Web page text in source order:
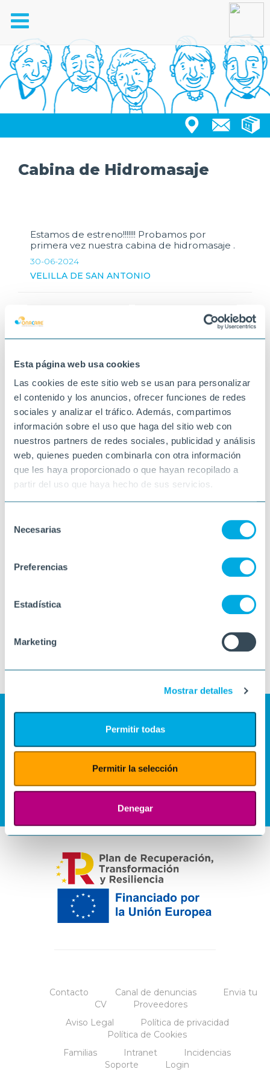
Esta página web usa cookies
Las cookies de este sitio web se usan para personalizar
el contenido y los anuncios, ofrecer funciones de redes
sociales y analizar el tráfico. Además, compartimos
información sobre el uso que haga del sitio web con
nuestros partners de redes sociales, publicidad y análisis
web, quienes pueden combinarla con otra información
que les haya proporcionado o que hayan recopilado a
partir del uso que haya hecho de sus servicios.
Necesarias
Preferencias
Estadística
Marketing
Mostrar detalles
Permitir todas
Permitir la selección
Denegar
Toggle
navigation
Cabina de Hidromasaje
Estamos de estreno!!!!!!! Probamos por
primera vez nuestra cabina de hidromasaje .
30-06-2024
VELILLA DE SAN ANTONIO
Contacto Canal de denuncias
Envia tu
CV
Proveedores
Aviso Legal
Política de privacidad
Política de Cookies
Familias
Intranet
Incidencias
Soporte
Login